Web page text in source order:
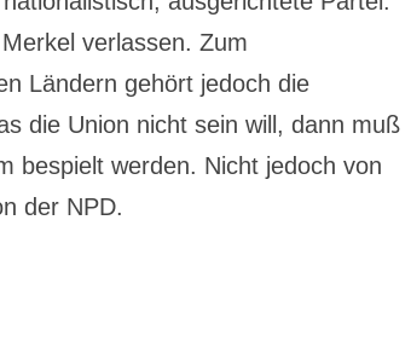
verlassen. Zum
Ländern gehört jedoch die
die Union nicht sein will, dann muß
bespielt werden. Nicht jedoch von
der NPD.